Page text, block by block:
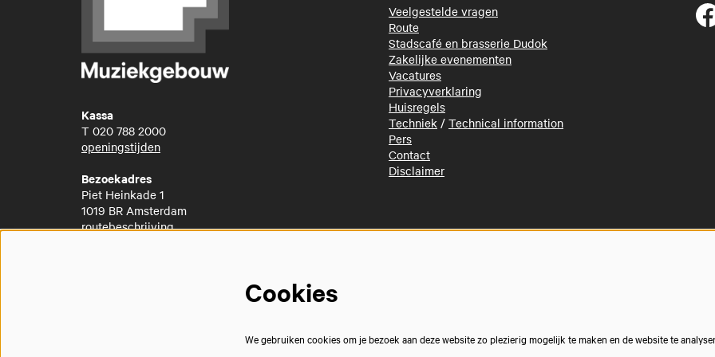
Kassa
T 020 788 2000
openingstijden
Bezoekadres
Piet Heinkade 1
1019 BR Amsterdam
routebeschrijving
Veelgestelde vragen
Route
Stadscafé en brasserie Dudok
Zakelijke evenementen
Vacatures
Privacyverklaring
Huisregels
Techniek / Technical information
Pers
Contact
Disclaimer
Cookies
We gebruiken cookies om je bezoek aan deze website zo plezierig mogelijk te maken en de website te